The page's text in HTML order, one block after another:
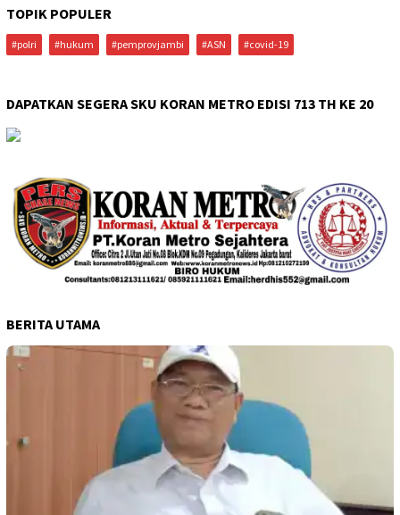
TOPIK POPULER
#polri #hukum #pemprovjambi #ASN #covid-19
DAPATKAN SEGERA SKU KORAN METRO EDISI 713 TH KE 20
BERITA UTAMA